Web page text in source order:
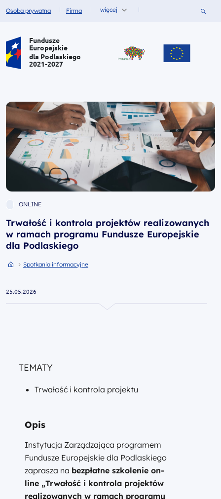
Fundusze dla
Osoba prywatna Fundusze dla
Firma więcej
Portal Funduszy Europejskich
Fundusze
Europejskie
dla Podlaskiego
2021-2027
ONLINE
Trwałość i kontrola projektów realizowanych
w ramach programu Fundusze Europejskie
dla Podlaskiego
Przejdź do strony głównej portalu
Spotkania informacyjnePrzejdź do Spotkania informacyjne
25.05.2026
TEMATY
Trwałość i kontrola projektu
Opis
Instytucja Zarządzająca programem
Fundusze Europejskie dla Podlaskiego
zaprasza na bezpłatne szkolenie on-
line „Trwałość i kontrola projektów
realizowanych w ramach programu